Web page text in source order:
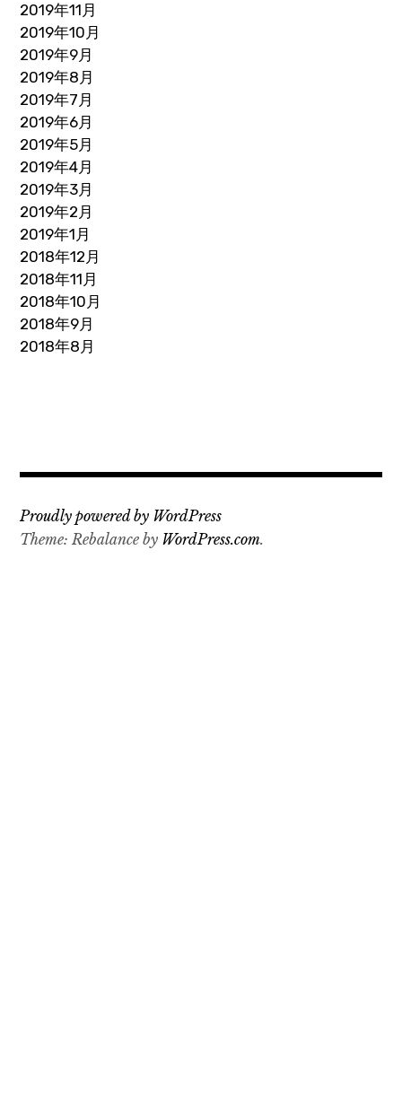
2019年11月
2019年10月
2019年9月
2019年8月
2019年7月
2019年6月
2019年5月
2019年4月
2019年3月
2019年2月
2019年1月
2018年12月
2018年11月
2018年10月
2018年9月
2018年8月
Proudly powered by WordPress
Theme: Rebalance by WordPress.com.